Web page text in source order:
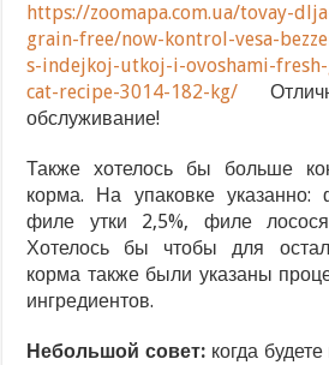
https://zoomapa.com.ua/tovay-
grain-free/now-kontrol-vesa-
s-indejkoj-utkoj-i-ovoshami-
cat-recipe-3014-182-kg/
обслуживание!
Также хотелось бы больше
корма. На упаковке указанно:
филе утки 2,5%, филе
Хотелось бы чтобы для
корма также были указаны
ингредиентов.
Небольшой совет: когда